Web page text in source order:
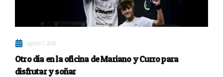
agosto 7, 2026
Otro día en la oficina de Mariano y Curro para
disfrutar y soñar